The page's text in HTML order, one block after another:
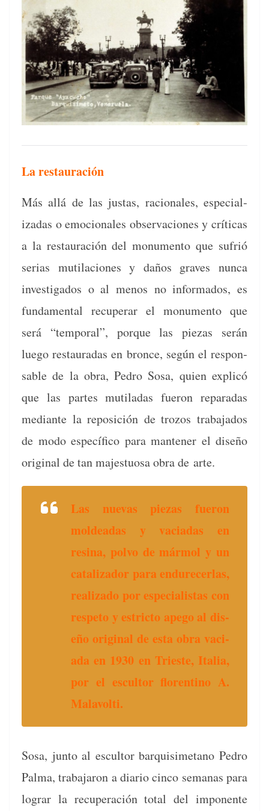
La restauración
Más allá de las jus­tas, racionales, espe­cial­
izadas o emo­cionales obser­va­ciones y críti­cas
a la restau­ración del mon­u­men­to que sufrió
serias muti­la­ciones y daños graves nun­ca
inves­ti­ga­dos o al menos no infor­ma­dos, es
fun­da­men­tal recu­per­ar el mon­u­men­to que
será “tem­po­ral”, porque las piezas serán
luego restau­radas en bronce, según el respon­
s­able de la obra, Pedro Sosa, quien explicó
que las partes muti­ladas fueron reparadas
medi­ante la reposi­ción de tro­zos tra­ba­ja­dos
de modo especí­fi­co para man­ten­er el dis­eño
orig­i­nal de tan majes­tu­osa obra de arte.
Las nuevas piezas fueron
mold­eadas y vaci­adas en
resina, pol­vo de már­mol y un
catal­izador para endure­cer­las,
real­iza­do por espe­cial­is­tas con
respeto y estric­to apego al dis­
eño orig­i­nal de esta obra vaci­
a­da en 1930 en Tri­este, Italia,
por el escul­tor flo­renti­no A.
Mala­volti.
Sosa, jun­to al escul­tor bar­quisimetano Pedro
Pal­ma, tra­ba­jaron a diario cin­co sem­anas para
lograr la recu­peración total del impo­nente